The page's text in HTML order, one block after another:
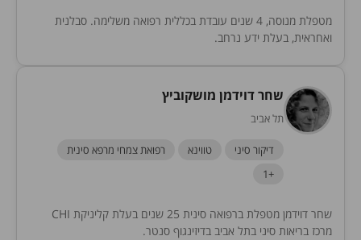
מטפלת מנוסה, 4 שנים עובדת בכללית רפואה משלימה. סבלנית
ואחראית, בעלת ידע נרחב.
שחר דוידמן מושקוביץ
תל אביב
דיקור סיני טווינא
רפואת צמחי מרפא סינית
+1
שחר דוידמן מטפלת ברפואה סינית 25 שנים בעלת קליניקת CHI
מרכז בריאות סיני בתל אביב בדיזינגוף סנטר.